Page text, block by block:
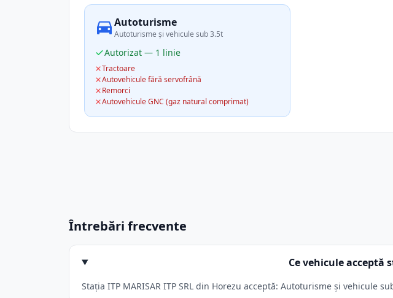
Autoturisme
Autoturisme și vehicule sub 3.5t
Autorizat — 1 linie
Tractoare
Autovehicule fără servofrână
Remorci
Autovehicule GNC (gaz natural comprimat)
Întrebări frecvente
Ce vehicule acceptă
Stația ITP MARISAR ITP SRL din Horezu acceptă: Autoturisme și vehicule